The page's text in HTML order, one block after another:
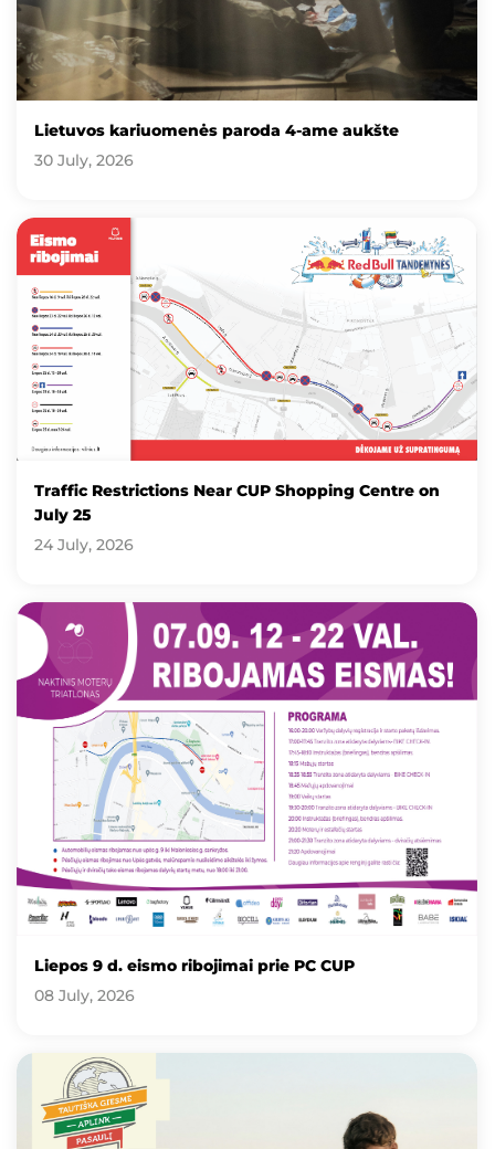
Lietuvos kariuomenės paroda 4-ame aukšte
30 July, 2026
Traffic Restrictions Near CUP Shopping Centre on
July 25
24 July, 2026
Liepos 9 d. eismo ribojimai prie PC CUP
08 July, 2026